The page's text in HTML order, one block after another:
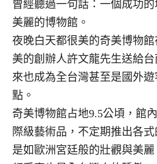
曾經聽過一句話：一個成功
美麗的博物館。
夜晚白天都很美的奇美博物
美的創辦人許文龍先生送給
來也成為全台灣甚至是國外
點。
奇美博物館占地9.5公頃，館
際級藝術品，不定期推出各
是如歐洲宮廷般的壯觀與美